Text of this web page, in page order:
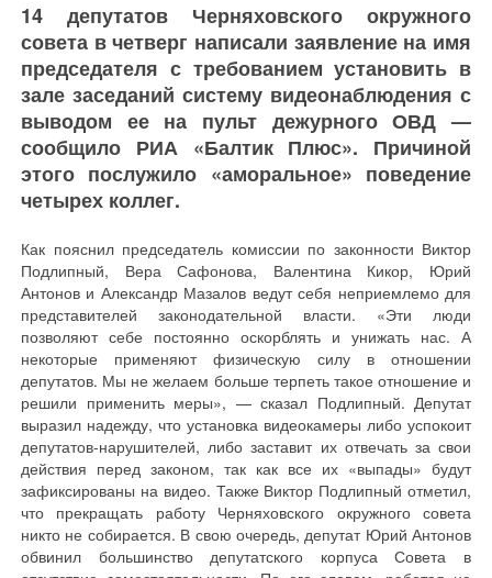
14 депутатов Черняховского окружного
совета в четверг написали заявление на имя
председателя с требованием установить в
зале заседаний систему видеонаблюдения с
выводом ее на пульт дежурного ОВД —
сообщило РИА «Балтик Плюс». Причиной
этого послужило «аморальное» поведение
четырех коллег.
Как пояснил председатель комиссии по законности Виктор
Подлипный, Вера Сафонова, Валентина Кикор, Юрий
Антонов и Александр Мазалов ведут себя неприемлемо для
представителей законодательной власти. «Эти люди
позволяют себе постоянно оскорблять и унижать нас. А
некоторые применяют физическую силу в отношении
депутатов. Мы не желаем больше терпеть такое отношение и
решили применить меры», — сказал Подлипный. Депутат
выразил надежду, что установка видеокамеры либо успокоит
депутатов-нарушителей, либо заставит их отвечать за свои
действия перед законом, так как все их «выпады» будут
зафиксированы на видео. Также Виктор Подлипный отметил,
что прекращать работу Черняховского окружного совета
никто не собирается. В свою очередь, депутат Юрий Антонов
обвинил большинство депутатского корпуса Совета в